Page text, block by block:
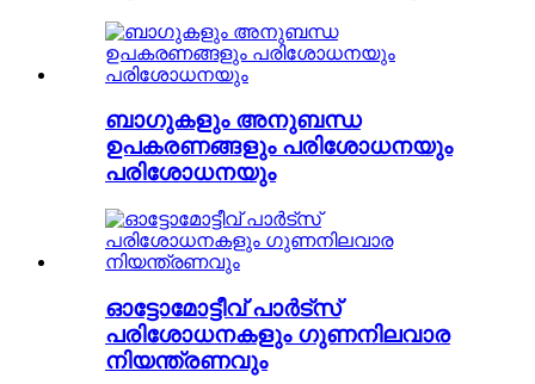
ബാഗുകളും അനുബന്ധ
ഉപകരണങ്ങളും പരിശോധനയും
പരിശോധനയും
ഓട്ടോമോട്ടീവ് പാർട്സ്
പരിശോധനകളും ഗുണനിലവാര
നിയന്ത്രണവും